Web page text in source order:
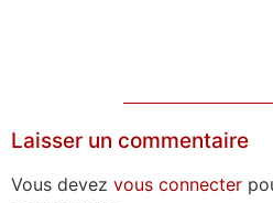
Laisser un commentaire
Vous devez vous connecter